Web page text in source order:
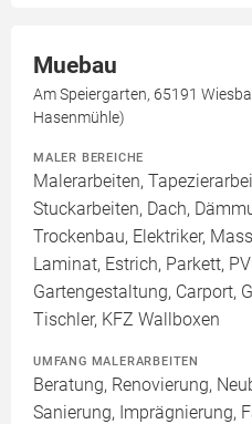
Muebau
Am Speiergarten, 65191
Hasenmühle)
MALER BEREICHE
Malerarbeiten,
Stuckarbeiten, Dach,
Trockenbau, Elektriker,
Laminat, Estrich, Parkett,
Gartengestaltung, Carport,
Tischler, KFZ Wallboxen
UMFANG MALERARBEITEN
Beratung, Renovierung,
Sanierung, Imprägnierung,